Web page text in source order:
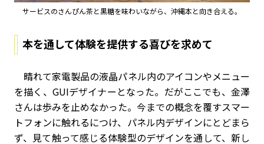
サービスのさんぴん茶と黒糖を味わいながら、沖縄本と向き合える。
本を通して体験を提供する喜びを求めて
晴れて家電製品の液晶パネル内のアイコンやメニュー
を描く、GUIデザイナーとなった。だがここでも、金澤
さんは歩みを止めなかった。今までの概念を覆すスマー
トフォンに触れるにつけ、パネル内デザインにとどまら
ず、見て触って感じる体験型のデザインを通して、新し